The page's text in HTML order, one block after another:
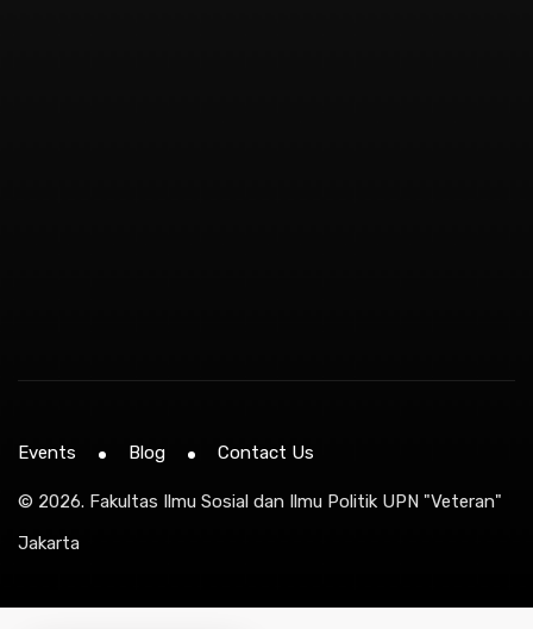
© 2026. Fakultas Ilmu Sosial dan Ilmu Politik UPN "Veteran"
Jakarta
Events Blog Contact Us